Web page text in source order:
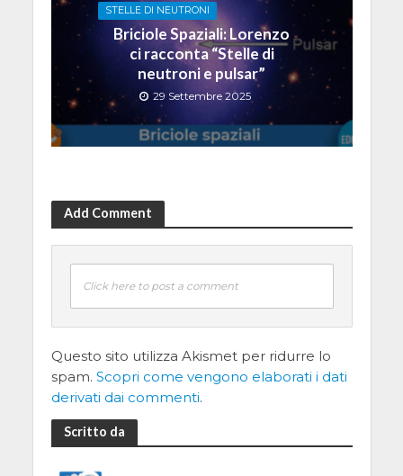
STELLE DI NEUTRONI
Briciole Spaziali: Lorenzo
ci racconta “Stelle di
neutroni e pulsar”
29 Settembre 2025
Add Comment
Click here to post a comment
Questo sito utilizza Akismet per ridurre lo
spam. Scopri come vengono elaborati i dati
derivati dai commenti.
Scritto da